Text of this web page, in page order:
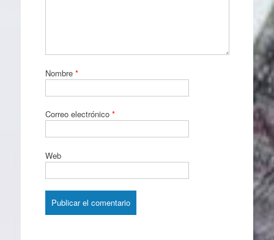
Nombre *
Correo electrónico *
Web